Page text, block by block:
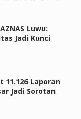
Luwu:
Jadi Kunci
11.126 Laporan
Jadi Sorotan